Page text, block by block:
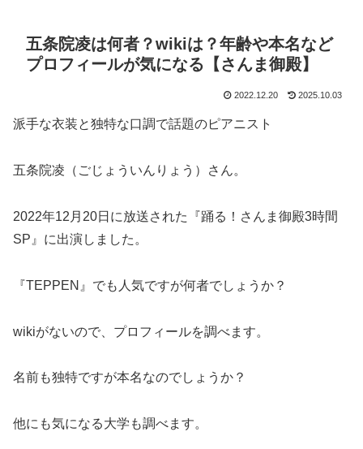
五条院凌は何者？wikiは？年齢や本名など
プロフィールが気になる【さんま御殿】
2022.12.20 2025.10.03
派手な衣装と独特な口調で話題のピアニスト
五条院凌（ごじょういんりょう）さん。
2022年12月20日に放送された『踊る！さんま御殿3時間
SP』に出演しました。
『TEPPEN』でも人気ですが何者でしょうか？
wikiがないので、プロフィールを調べます。
名前も独特ですが本名なのでしょうか？
他にも気になる大学も調べます。